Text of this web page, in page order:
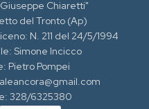
Chiaretti"
del Tronto (Ap)
N. 211 del 24/5/1994
Simone Incicco
Pietro Pompei
328/6325380